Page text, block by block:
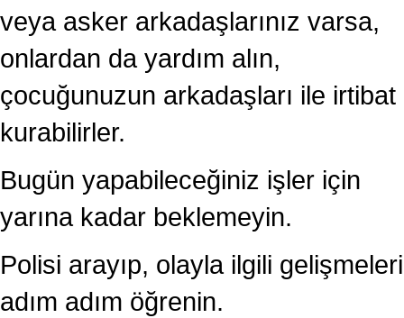
veya asker arkadaşlarınız varsa,
onlardan da yardım alın,
çocuğunuzun arkadaşları ile irtibat
kurabilirler.
Bugün yapabileceğiniz işler için
yarına kadar beklemeyin.
Polisi arayıp, olayla ilgili gelişmeleri
adım adım öğrenin.